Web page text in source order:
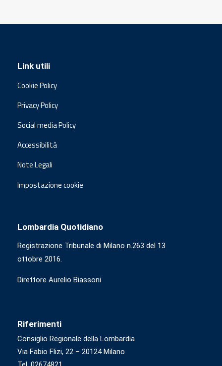
Link utili
Cookie Policy
Privacy Policy
Social media Policy
Accessibilità
Note Legali
Impostazione cookie
Lombardia Quotidiano
Registrazione Tribunale di Milano n.263 del 13
ottobre 2016.
Direttore Aurelio Biassoni
Riferimenti
Consiglio Regionale della Lombardia
Via Fabio Flizi, 22 – 20124 Milano